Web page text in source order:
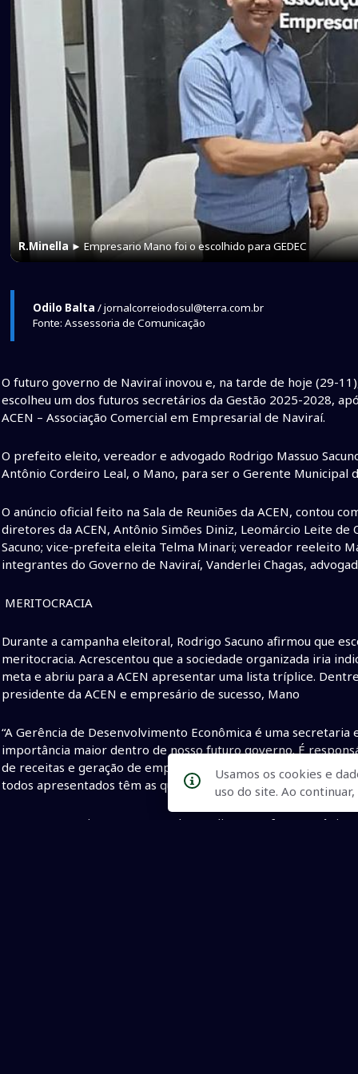
R.Minella► Empresario Mano foi o escolhido para GEDEC
Odilo Balta / jornalcorreiodosul@terra.com.br
Fonte: Assessoria de Comunicação
O futuro governo de Naviraí inovou e, na tarde de hoje (29-
escolheu um dos futuros secretários da Gestão 2025-2028,
ACEN – Associação Comercial em Empresarial de Naviraí.
O prefeito eleito, vereador e advogado Rodrigo Massuo
Antônio Cordeiro Leal, o Mano, para ser o Gerente Municipal
O anúncio oficial feito na Sala de Reuniões da ACEN, contou
diretores da ACEN, Antônio Simões Diniz, Leomárcio Leite
Sacuno; vice-prefeita eleita Telma Minari; vereador reeleito
integrantes do Governo de Naviraí, Vanderlei Chagas,
MERITOCRACIA
Durante a campanha eleitoral, Rodrigo Sacuno afirmou que
meritocracia. Acrescentou que a sociedade organizada iria
meta e abriu para a ACEN apresentar uma lista tríplice.
presidente da ACEN e empresário de sucesso, Mano
“A Gerência de Desenvolvimento Econômica é uma
importância maior dentro de nosso futuro governo. É
de receitas e geração de empregos. Por isso, após analisar
todos apresentados têm as qualidades necessárias, foi o do
Durante a reunião na ACEN, todos os diretores foram
Usamos os cookies e
uso do site. Ao